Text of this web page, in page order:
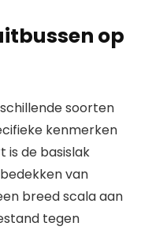
op
soorten
kenmerken
is de basislak
van
breed scala aan
tegen